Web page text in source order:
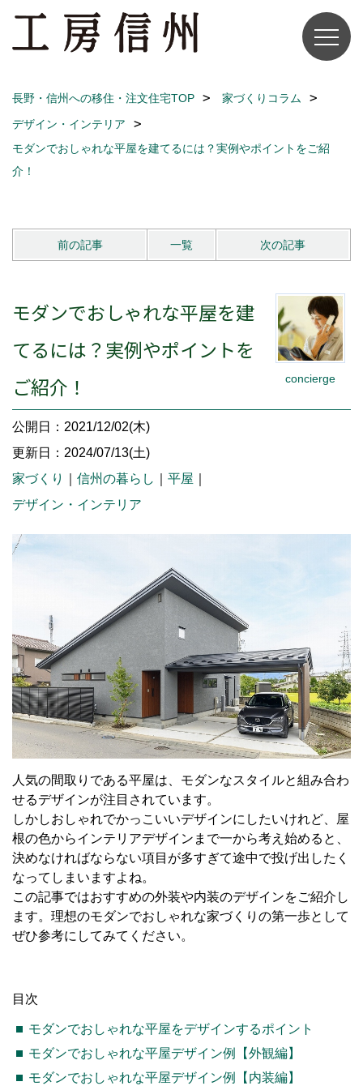
長野・信州への移住・注文住宅TOP
家づくりコラム
デザイン・インテリア
モダンでおしゃれな平屋を建てるには？実例やポイントをご紹
介！
前の記事 一覧 次の記事
concierge
モダンでおしゃれな平屋を建
てるには？実例やポイントを
ご紹介！
公開日：2021/12/02(木)
更新日：2024/07/13(土)
家づくり
信州の暮らし 平屋
デザイン・インテリア
人気の間取りである平屋は、モダンなスタイルと組み合わ
せるデザインが注目されています。
しかしおしゃれでかっこいいデザインにしたいけれど、屋
根の色からインテリアデザインまで一から考え始めると、
決めなければならない項目が多すぎて途中で投げ出したく
なってしまいますよね。
この記事ではおすすめの外装や内装のデザインをご紹介し
ます。理想のモダンでおしゃれな家づくりの第一歩として
ぜひ参考にしてみてください。
目次
モダンでおしゃれな平屋をデザインするポイント
モダンでおしゃれな平屋デザイン例【外観編】
モダンでおしゃれな平屋デザイン例【内装編】